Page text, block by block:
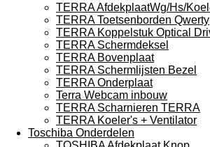
TERRA AfdekplaatWg/Hs/
TERRA Toetsenborden Qwerty
TERRA Koppelstuk Optical
TERRA Schermdeksel
TERRA Bovenplaat
TERRA Schermlijsten Bezel
TERRA Onderplaat
Terra Webcam inbouw
TERRA Scharnieren TERRA
TERRA Koeler's + Ventilator
Toschiba Onderdelen